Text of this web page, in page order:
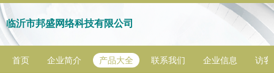
临沂市邦盛网络科技有限公司
首页 企业简介 产品大全 联系我们 企业信息 访客